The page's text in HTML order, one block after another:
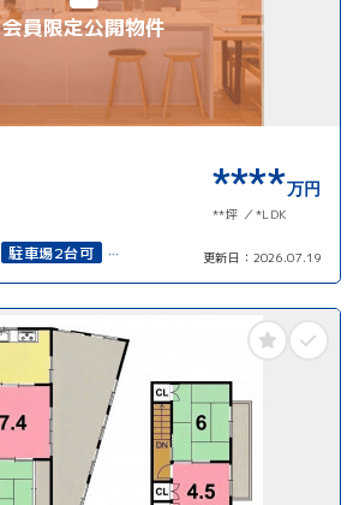
会員限定公開物件
****万円
**坪 *LDK
駐車場2台可
更新日： 2026.07.19